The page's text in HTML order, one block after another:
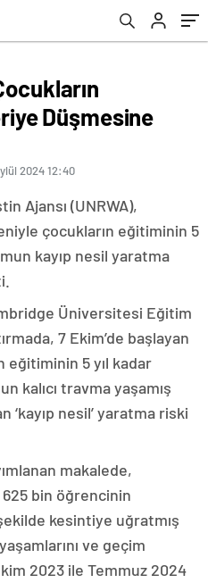
Düşmesine
2024 12:40
Ajansı (UNRWA),
çocukların eğitiminin 5
kayıp nesil yaratma
Üniversitesi Eğitim
7 Ekim’de başlayan
eğitiminin 5 yıl kadar
kalıcı travma yaşamış
nesil’ yaratma riski
makalede,
625 bin öğrencinin
kesintiye uğratmış
ve geçim
2023 ile Temmuz 2024